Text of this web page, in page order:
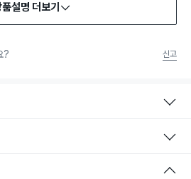
위생법에서 정한 규격에 따라 제조되어 식품 또
사용할 수 있는 식품용기구라는 표시입니다.
설명 더보기
? 신고